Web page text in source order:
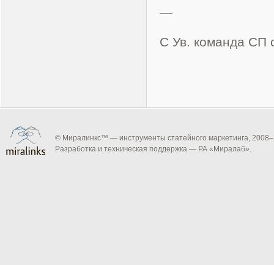
—
С Ув. команда СП
© Миралинкс™ — инструменты статейного маркетинга, 2008–
Разработка и техническая поддержка — РА «Миралаб».